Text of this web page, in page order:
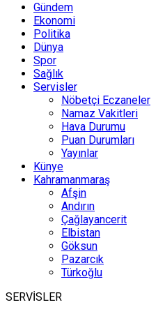
Gündem
Ekonomi
Politika
Dünya
Spor
Sağlık
Servisler
Nöbetçi Eczaneler
Namaz Vakitleri
Hava Durumu
Puan Durumları
Yayınlar
Künye
Kahramanmaraş
Afşin
Andırın
Çağlayancerit
Elbistan
Göksun
Pazarcık
Türkoğlu
SERVİSLER